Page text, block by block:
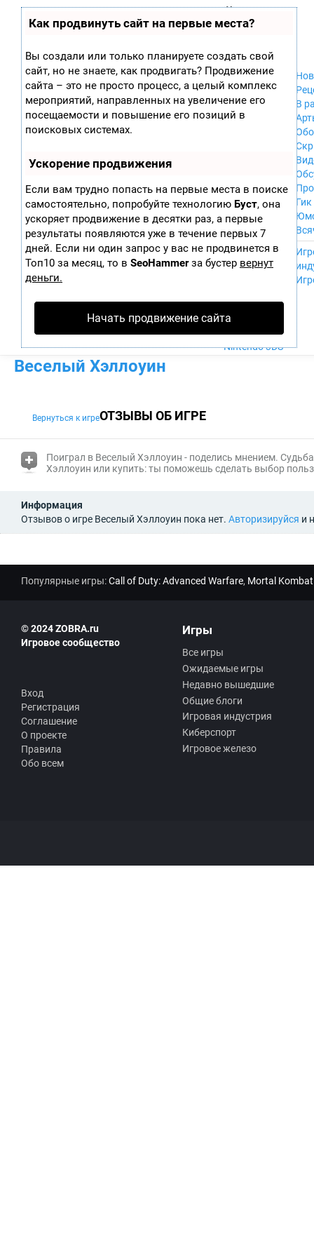
Как продвинуть сайт на первые места?
Вы создали или только планируете создать свой
сайт, но не знаете, как продвигать? Продвижение
сайта – это не просто процесс, а целый комплекс
мероприятий, направленных на увеличение его
посещаемости и повышение его позиций в
поисковых системах.
Ускорение продвижения
Если вам трудно попасть на первые места в поиске
самостоятельно, попробуйте технологию Буст, она
ускоряет продвижение в десятки раз, а первые
результаты появляются уже в течение первых 7
дней. Если ни один запрос у вас не продвинется в
Топ10 за месяц, то в SeoHammerза бустер вернут
деньги.
Начать продвижение сайта
играх
П
ла
ф
ор
м
ы
Xbox 360
Xbox
GameCube
PS2
PS3
Android
iPhone, iPod,
iPad
MacOS
Sega Mega Drive
NES
Wii U
PS4
Xbox One
Nintendo 3DS
В
Гик
Веселый Хэллоуин
Вернуться к игреОТЗЫВЫ ОБ ИГРЕ
Поиграл в Веселый Хэллоуин - поделись мнением.
Хэллоуин или купить: ты поможешь сделать выбор
Информация
Отзывов о игре Веселый Хэллоуин пока нет. Авторизируйся и
Популярные игры:Call of Duty: Advanced Warfare, Mortal
© 2024 ZOBRA.ru
Игровое сообщество
Вход
Регистрация
Соглашение
О проекте
Правила
Обо всем
Игры
Все игры
Ожидаемые игры
Недавно вышедшие
Общие блоги
Игровая индустрия
Киберспорт
Игровое железо